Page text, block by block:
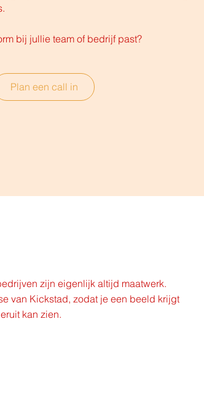
zijn eigenlijk altijd maatwerk.
van Kickstad, zodat je een beeld krijgt
kan zien.
bij jullie team of bedrijf past?
Plan een call in